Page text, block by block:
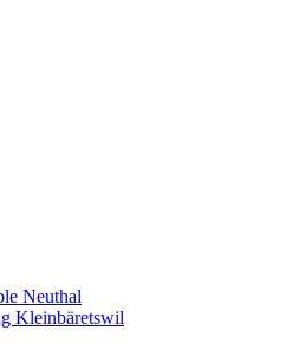
Neuthal
Kleinbäretswil